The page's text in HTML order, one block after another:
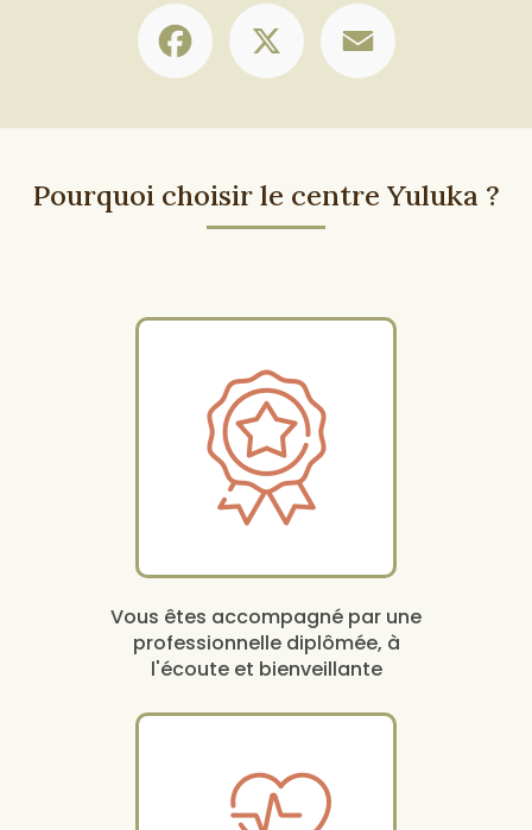
Facebook
Pourquoi choisir le centre Yuluka ?
Vous êtes accompagné par une
professionnelle diplômée, à
l'écoute et bienveillante